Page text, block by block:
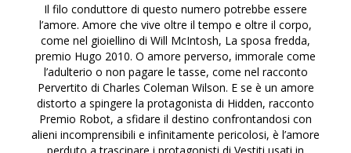
Il filo conduttore di questo numero potrebbe essere
l’amore. Amore che vive oltre il tempo e oltre il corpo,
come nel gioiellino di Will McIntosh, La sposa fredda,
premio Hugo 2010. O amore perverso, immorale come
l’adulterio o non pagare le tasse, come nel racconto
Pervertito di Charles Coleman Wilson. E se è un amore
distorto a spingere la protagonista di Hidden, racconto
Premio Robot, a sfidare il destino confrontandosi con
alieni incomprensibili e infinitamente pericolosi, è l’amore